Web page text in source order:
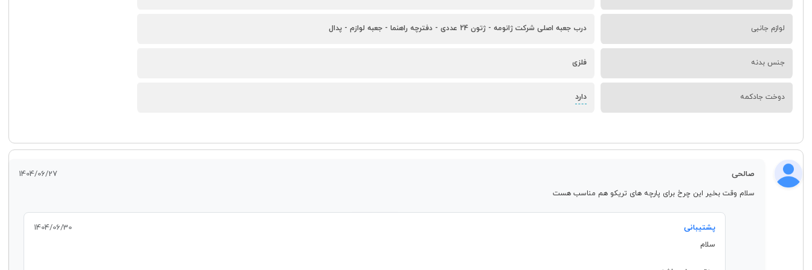
لوازم جانبی درب جعبه اصلی شرکت ژانومه - ژتون 24 عددی - دفترچه راهنما - جعبه لوازم - پدال
جنس بدنه‌ فلزی
دوخت جادکمه دارد
صالحی 1404/06/27
سلام وقت بخیر این چرخ برای پارچه های تریکو هم مناسب هست
پشتیبانی 1404/06/30
سلام